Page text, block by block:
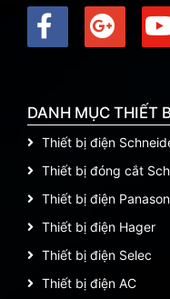
DANH MỤC THIẾT
Thiết bị điện
Thiết bị đóng cắt
Thiết bị điện
Thiết bị điện Hager
Thiết bị điện Selec
Thiết bị điện AC